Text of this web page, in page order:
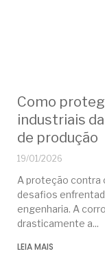
Como
industriais
de produção
19/01/2026
A proteção contra
desafios
engenharia. A
drasticamente a
LEIA MAIS